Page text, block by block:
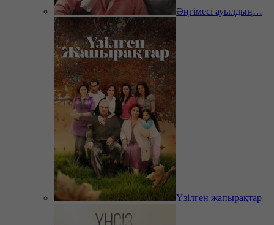
Әңгімесі ауылдың…
Үзілген жапырақтар